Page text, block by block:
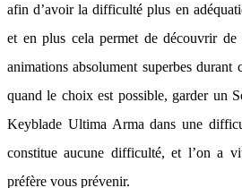
afin d’avoir la difficulté plus en
et en plus cela permet de découvrir
animations absolument superbes durant
quand le choix est possible, garder un
Keyblade Ultima Arma dans une
constitue aucune difficulté, et l’on a
préfère vous prévenir.